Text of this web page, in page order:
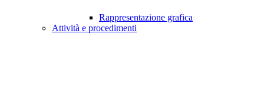
Rappresentazione grafica
Attività e procedimenti